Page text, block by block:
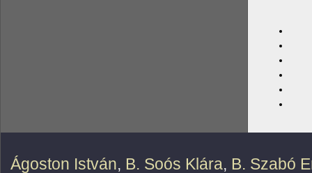
Ágoston István, B. Soós Klára, B. Szabó